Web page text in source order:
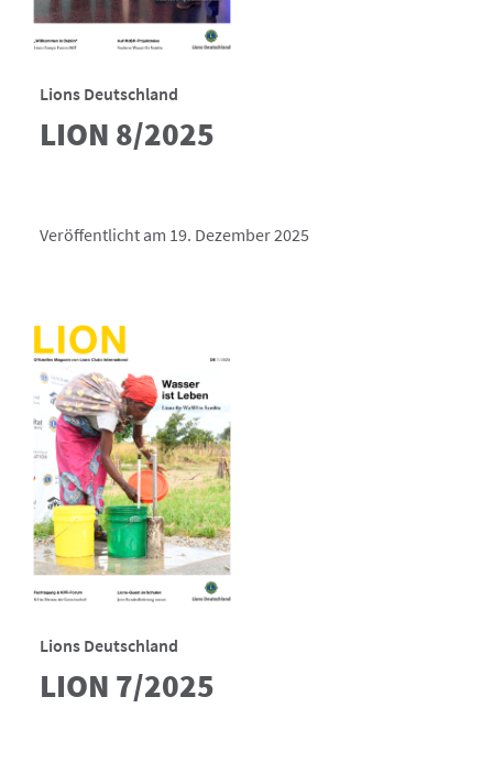
Lions Deutschland
LION 8/2025
Veröffentlicht am 19. Dezember 2025
Lions Deutschland
LION 7/2025